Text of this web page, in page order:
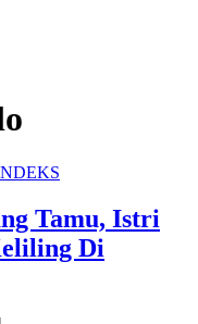
Tamu, Istri
Di